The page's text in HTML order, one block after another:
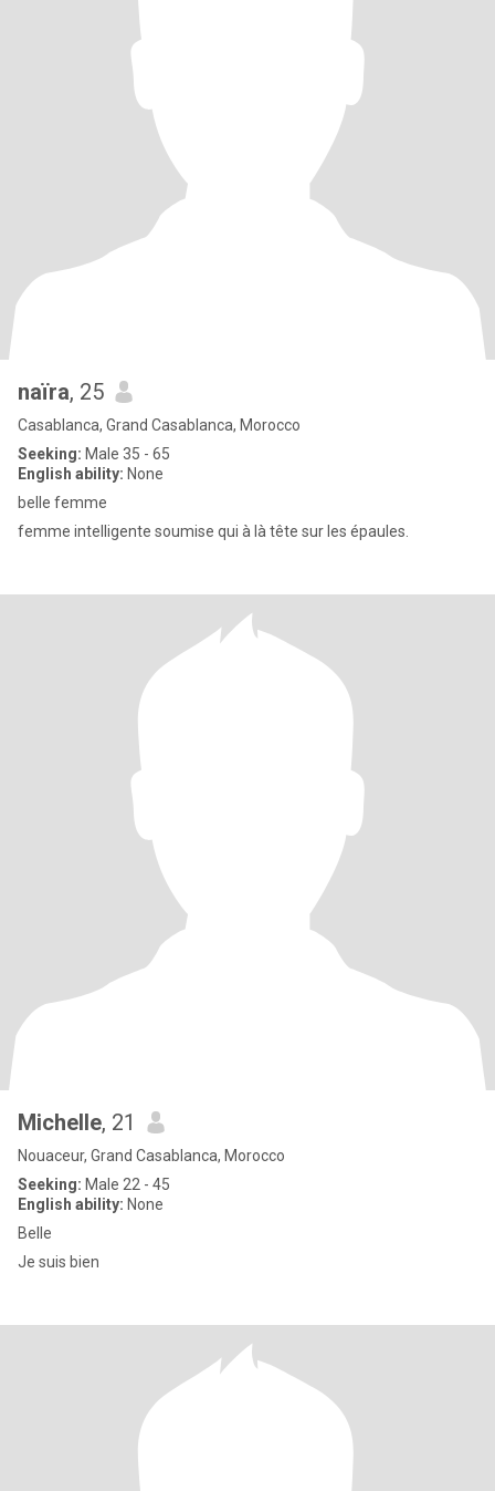
naïra, 25
Casablanca, Grand Casablanca, Morocco
Seeking: Male 35 - 65
English ability: None
belle femme
femme intelligente soumise qui à là tête sur les épaules.
Michelle, 21
Nouaceur, Grand Casablanca, Morocco
Seeking: Male 22 - 45
English ability: None
Belle
Je suis bien